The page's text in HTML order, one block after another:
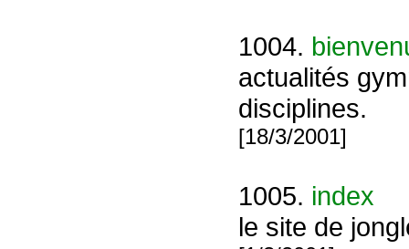
1004.
actualités
disciplines.
[18/3/2001]
1005. index
le site de